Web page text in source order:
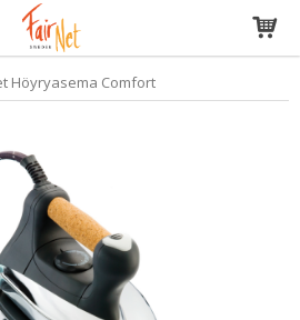
on lisätty ostoskoriin
Höyryasema Comfort